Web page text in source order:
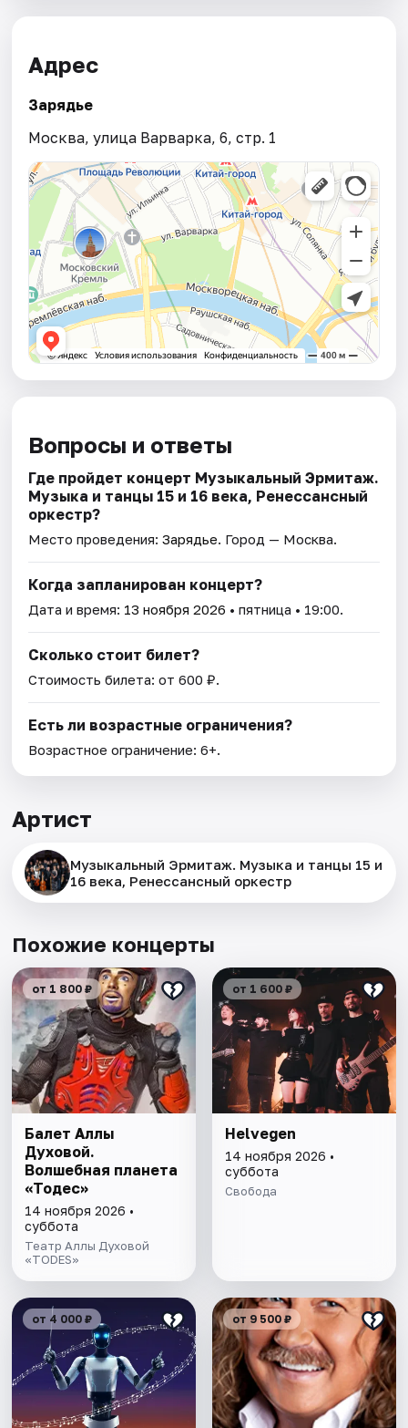
Адрес
Зарядье
Москва, улица Варварка, 6, стр. 1
Вопросы и ответы
Где пройдет концерт Музыкальный Эрмитаж.
Музыка и танцы 15 и 16 века, Ренессансный
оркестр?
Место проведения:Зарядье. Город — Москва.
Когда запланирован концерт?
Дата и время: 13 ноября 2026 • пятница • 19:00.
Сколько стоит билет?
Стоимость билета: от 600 ₽.
Есть ли возрастные ограничения?
Возрастное ограничение: 6+.
Артист
Музыкальный Эрмитаж. Музыка и танцы 15 и
16 века, Ренессансный оркестр
Похожие концерты
от 1 800 ₽
Балет Аллы
Духовой.
Волшебная планета
«Тодес»
14 ноября 2026 •
суббота
Театр Аллы Духовой
«TODES»
от 1 600 ₽
Helvegen
14 ноября 2026 •
суббота
Свобода
от 4 000 ₽ от 9 500 ₽